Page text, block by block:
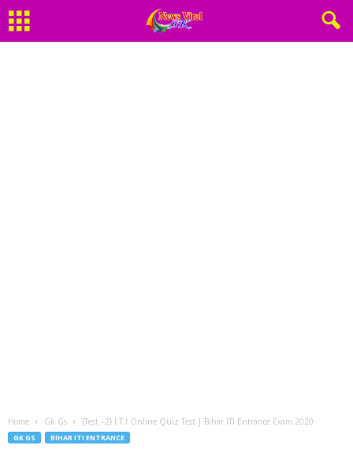
Home Gk Gs {Test –2} I.T.I Online Quiz Test | Bihar ITI Entrance Exam 2020
GK GS BIHAR ITI ENTRANCE